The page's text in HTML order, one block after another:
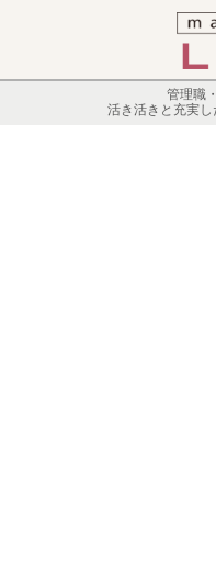
管理職
活き活きと充実